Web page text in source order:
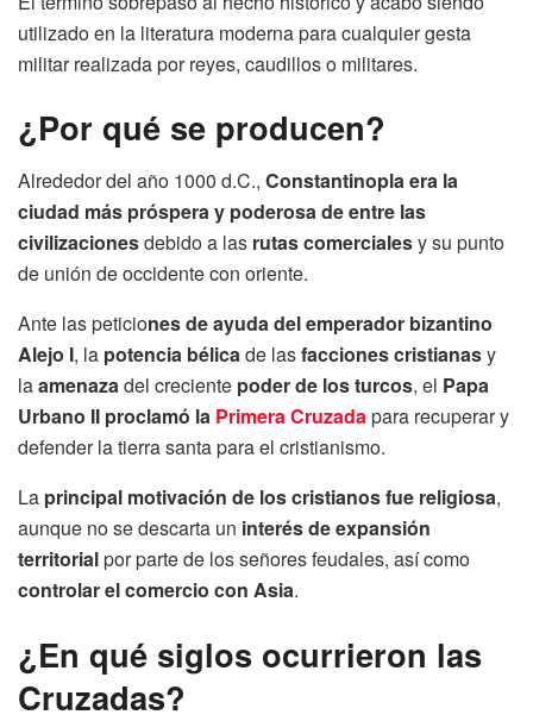
utilizado en la literatura moderna para cualquier gesta
militar realizada por reyes, caudillos o militares.
¿Por qué se producen?
Alrededor del año 1000 d.C., Constantinopla era la
ciudad más próspera y poderosa de entre las
civilizacionesdebido a las rutas comercialesy su punto
de unión de occidente con oriente.
Ante las peticiones de ayuda del emperador bizantino
Alejo I, la potencia bélicade lasfacciones cristianasy
laamenazadel creciente poder de los turcos, el Papa
Urbano II proclamó la Primera Cruzadapara recuperar y
defender la tierra santa para el cristianismo.
La principal motivación de los cristianos fue religiosa,
aunque no se descarta un interés de expansión
territorialpor parte de los señores feudales, así como
controlar el comercio con Asia.
¿En qué siglos ocurrieron las
Cruzadas?